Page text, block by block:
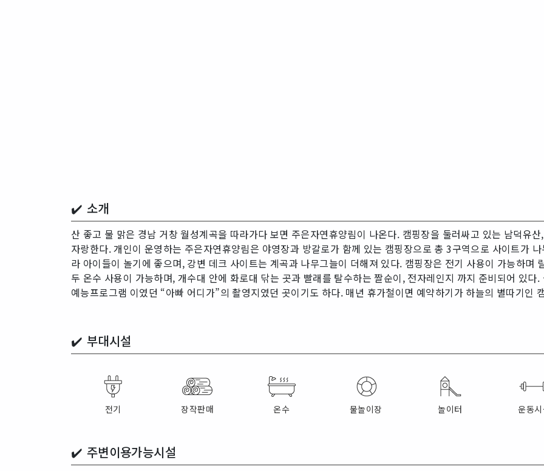
✔️ 소개
산 좋고 물 맑은 경남 거창 월성계곡을 따라가다 보면 주은자연휴양림이 나온다. 캠핑장을 둘러싸고 있는 남덕유
자랑한다. 개인이 운영하는 주은자연휴양림은 야영장과 방갈로가 함께 있는 캠핑장으로 총 3구역으로 사이트가
라 아이들이 놀기에 좋으며, 강변 데크 사이트는 계곡과 나무그늘이 더해져 있다. 캠핑장은 전기 사용이 가능하며
두 온수 사용이 가능하며, 개수대 안에 화로대 닦는 곳과 빨래를 탈수하는 짤순이, 전자레인지 까지 준비되어 있
예능프로그램 이였던 “아빠 어디가”의 촬영지였던 곳이기도 하다. 매년 휴가철이면 예약하기가 하늘의 별따기인
✔️ 부대시설
전기 장작판매 온수 물놀이장 놀이터 운동
✔️ 주변이용가능시설